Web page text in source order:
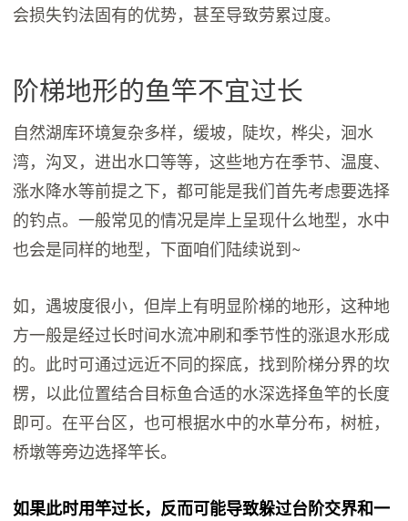
会损失钓法固有的优势，甚至导致劳累过度。
阶梯地形的鱼竿不宜过长
自然湖库环境复杂多样，缓坡，陡坎，桦尖，洄水
湾，沟叉，进出水口等等，这些地方在季节、温度、
涨水降水等前提之下，都可能是我们首先考虑要选择
的钓点。一般常见的情况是岸上呈现什么地型，水中
也会是同样的地型，下面咱们陆续说到~
如，遇坡度很小，但岸上有明显阶梯的地形，这种地
方一般是经过长时间水流冲刷和季节性的涨退水形成
的。此时可通过远近不同的探底，找到阶梯分界的坎
楞，以此位置结合目标鱼合适的水深选择鱼竿的长度
即可。在平台区，也可根据水中的水草分布，树桩，
桥墩等旁边选择竿长。
如果此时用竿过长，反而可能导致躲过台阶交界和一